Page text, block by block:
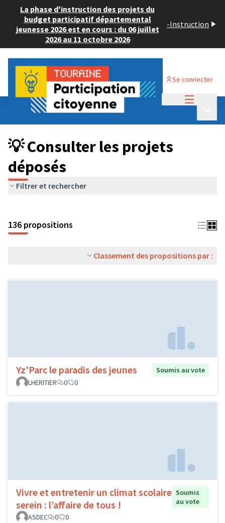
La phase d'instruction des projets du
budget participatif départemental
jeunesse 2026 est en cours : du 06 juillet
2026 au 11 octobre 2026
-Instruction
Se connecter
Budget Participatif JEUNESSE 2024
💡 Consulter les projets déposés
💡 Consulter les projets
déposés
Filtrer et rechercher
136 propositions
Classement des propositions par :
Yz'Parc le paradis des jeunes
Soumis au vote
LHERITIER
0 0
Vivre et entretenir un climat scolaire
serein : l’affaire de tous !
Soumis
au vote
ASDEC
0 0